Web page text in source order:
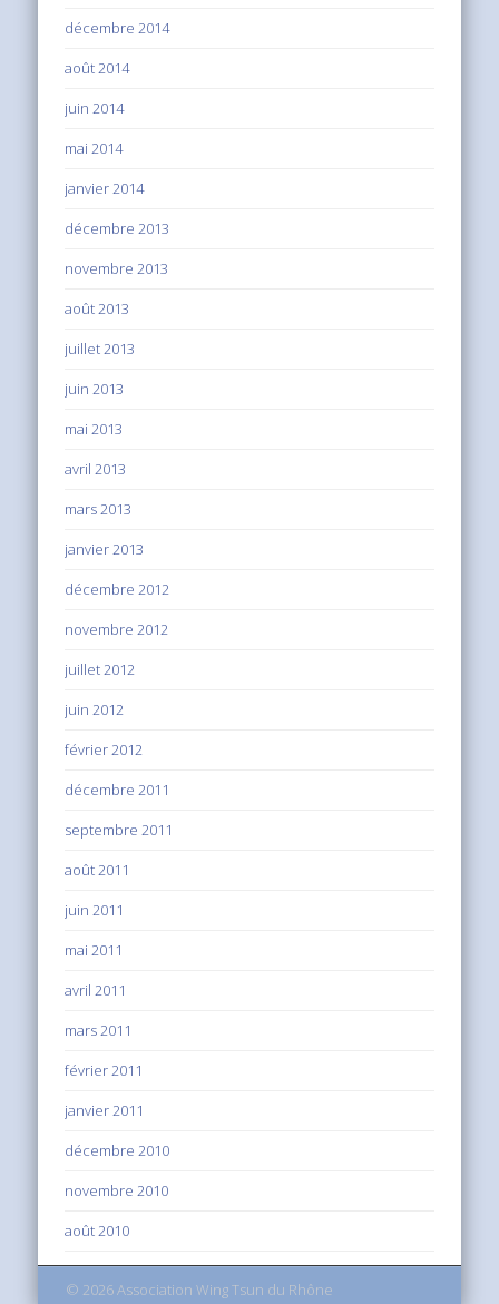
décembre 2014
août 2014
juin 2014
mai 2014
janvier 2014
décembre 2013
novembre 2013
août 2013
juillet 2013
juin 2013
mai 2013
avril 2013
mars 2013
janvier 2013
décembre 2012
novembre 2012
juillet 2012
juin 2012
février 2012
décembre 2011
septembre 2011
août 2011
juin 2011
mai 2011
avril 2011
mars 2011
février 2011
janvier 2011
décembre 2010
novembre 2010
août 2010
© 2026 Association Wing Tsun du Rhône